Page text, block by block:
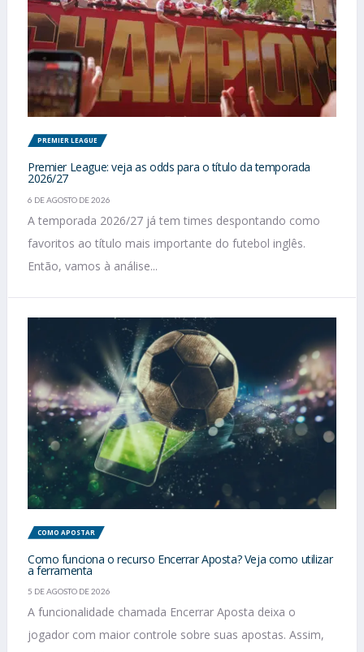
PREMIER LEAGUE
Premier League: veja as odds para o título da temporada
2026/27
6 DE AGOSTO DE 2026
A temporada 2026/27 já tem times despontando como
favoritos ao título mais importante do futebol inglês.
Então, vamos à análise...
COMO APOSTAR
Como funciona o recurso Encerrar Aposta? Veja como utilizar
a ferramenta
5 DE AGOSTO DE 2026
A funcionalidade chamada Encerrar Aposta deixa o
jogador com maior controle sobre suas apostas. Assim,